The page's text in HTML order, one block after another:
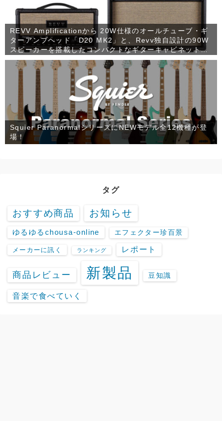
REVV Amplificationから 20W仕様のオールチューブ・ギ
ターアンプヘッド「D20 MK2」と、Revv独自設計の90W
スピーカーを搭載したコンパクトなギターキャビネット
「1×12 RV90」が発売！
Squier ParanormalシリーズにNEWモデル全12機種が登
場！
タグ
おすすめ商品 お知らせ
ゆるゆるchousa-online エフェクター珍百景
メーカーに訊く ランキング レポート
商品レビュー 新製品 豆知識
音楽で食べていく